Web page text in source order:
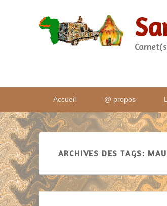
Accueil @ propos
ARCHIVES DES TAGS: